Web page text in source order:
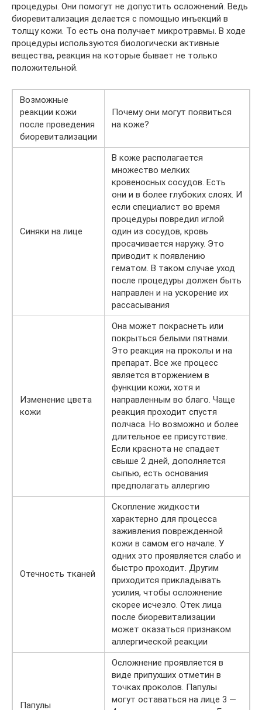
процедуры. Они помогут не допустить осложнений. Ведь
биоревитализация делается с помощью инъекций в
толщу кожи. То есть она получает микротравмы. В ходе
процедуры используются биологически активные
вещества, реакция на которые бывает не только
положительной.
Возможные
реакции кожи
после проведения
биоревитализации
Почему они могут появиться
на коже?
Синяки на лице
В коже располагается
множество мелких
кровеносных сосудов. Есть
они и в более глубоких слоях. И
если специалист во время
процедуры повредил иглой
один из сосудов, кровь
просачивается наружу. Это
приводит к появлению
гематом. В таком случае уход
после процедуры должен быть
направлен и на ускорение их
рассасывания
Изменение цвета
кожи
Она может покраснеть или
покрыться белыми пятнами.
Это реакция на проколы и на
препарат. Все же процесс
является вторжением в
функции кожи, хотя и
направленным во благо. Чаще
реакция проходит спустя
полчаса. Но возможно и более
длительное ее присутствие.
Если краснота не спадает
свыше 2 дней, дополняется
сыпью, есть основания
предполагать аллергию
Отечность тканей
Скопление жидкости
характерно для процесса
заживления поврежденной
кожи в самом его начале. У
одних это проявляется слабо и
быстро проходит. Другим
приходится прикладывать
усилия, чтобы осложнение
скорее исчезло. Отек лица
после биоревитализации
может оказаться признаком
аллергической реакции
Папулы
Осложнение проявляется в
виде припухших отметин в
точках проколов. Папулы
могут оставаться на лице 3 —